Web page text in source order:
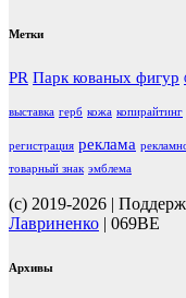
Метки
PR Парк кованых фигур
выставка герб кожа копирайтинг
регистрация реклама
товарный знак эмблема
(c) 2019-2026 |
Лавриненко | 069BE
Архивы